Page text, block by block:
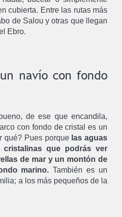
cubierta. Entre las rutas más
de Salou y otras que llegan
Ebro.
navío con fondo
de ese que encandila,
con fondo de cristal es un
qué? Pues porque las aguas
que podrás ver
de mar y un montón de
marino.También es un
a los más pequeños de la